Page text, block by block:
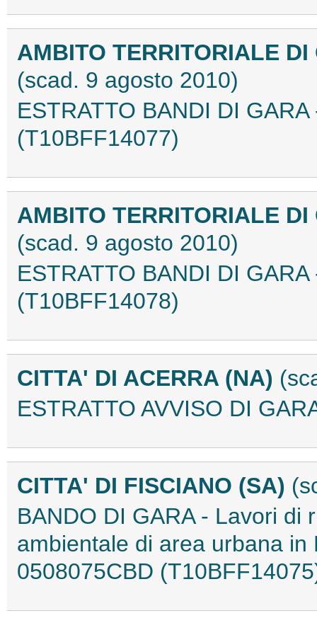
AMBITO TERRITORIALE
(scad. 9 agosto 2010)
ESTRATTO BANDI DI
(T10BFF14077)
AMBITO TERRITORIALE
(scad. 9 agosto 2010)
ESTRATTO BANDI DI
(T10BFF14078)
CITTA' DI ACERRA (NA)
ESTRATTO AVVISO DI
CITTA' DI FISCIANO (SA)
BANDO DI GARA - Lavori di
ambientale di area urbana
0508075CBD